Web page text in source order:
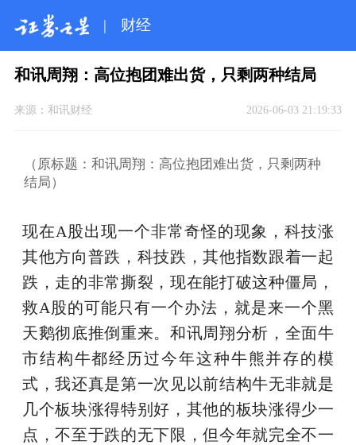
| 财经
和讯周翔：高位抱团难出货，只剩两种结局
来源： 和讯财经 2026-06-03 21:19:33
（原标题：和讯周翔：高位抱团难出货，只剩两种
结局）
现在A股出现一个非常奇怪的现象，科技涨
其他方向普跌，科技跌，其他指数跟着一起
跌，走的非常撕裂，现在能打破这种僵局，
救A股的可能只有一个办法，就是来一个黑
天鹅彻底推倒重来。和讯周翔分析，全面牛
市结构牛都经历过今年这种牛熊并存的模
式，我还真是第一次见以前结构牛无非就是
几个板块涨得特别好，其他的板块涨得少一
点，不至于跌的无下限，但今年就完全不一